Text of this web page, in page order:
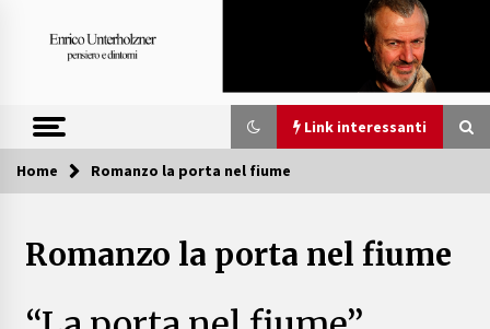
Link interessanti
Link interessanti
Scheda stampa “La porta nel fiume”
Scheda stampa la porta nel fiume
Home Romanzo la porta nel fiume
Romanzo la porta nel fiume